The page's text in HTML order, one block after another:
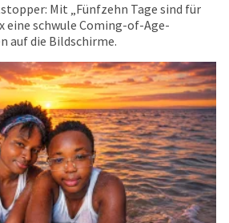
Mit „Fünfzehn Tage sind für
schwule Coming-of-Age-
auf die Bildschirme.